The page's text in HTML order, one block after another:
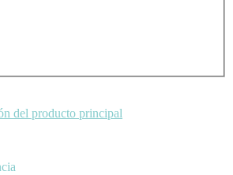
del producto principal